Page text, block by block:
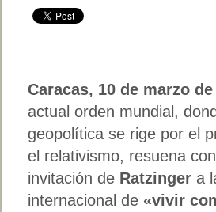
Caracas, 10 de marzo de
actual orden mundial,
geopolítica se rige por el
el relativismo, resuena
invitación de Ratzinger a
internacional de «vivir